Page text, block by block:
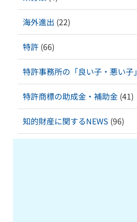
海外進出 (22)
特許 (66)
特許事務所の「良い子・悪い子」
特許商標の助成金・補助金 (41)
知的財産に関するNEWS (96)